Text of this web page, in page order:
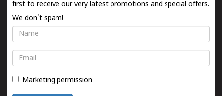
first to receive our very latest promotions and special offers.
We don't spam!
Name
Email
Marketing permission